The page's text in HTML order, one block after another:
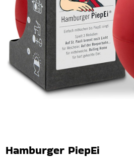
Hamburger PiepEi